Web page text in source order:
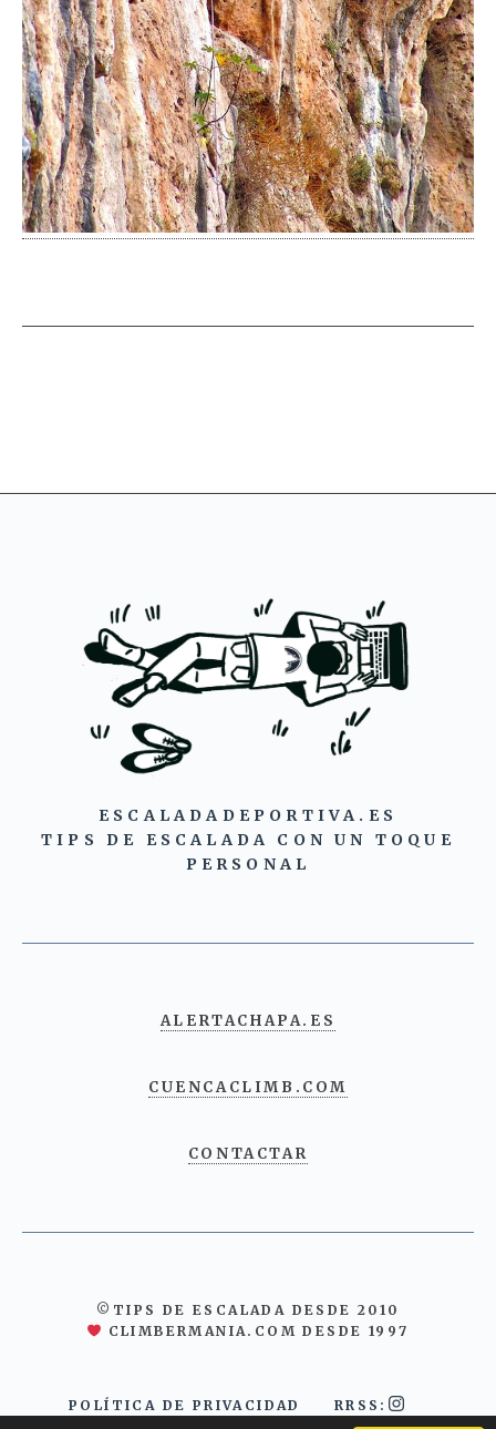
ESCALADADEPORTIVA.ES
TIPS DE ESCALADA CON UN TOQUE
PERSONAL
ALERTACHAPA.ES
CUENCACLIMB.COM
CONTACTAR
©TIPS DE ESCALADA DESDE 2010
CLIMBERMANIA.COM DESDE 1997
POLÍTICA DE PRIVACIDAD RRSS: